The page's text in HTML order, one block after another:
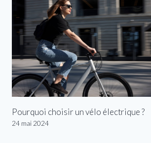
Pourquoi choisir un vélo électrique ?
24 mai 2024